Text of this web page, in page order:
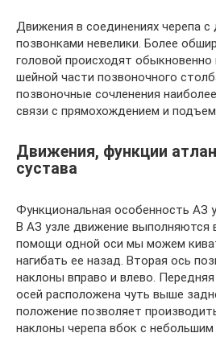
Движения в соединениях черепа
позвонками невелики. Более
головой происходят обыкновенно
шейной части позвоночного
позвоночные сочленения
связи с прямохождением и
Движения, функции
сустава
Функциональная особенность АЗ
В АЗ узле движение выполняются
помощи одной оси мы можем
нагибать ее назад. Вторая ось
наклоны вправо и влево.
осей расположена чуть выше
положение позволяет
наклоны черепа вбок с